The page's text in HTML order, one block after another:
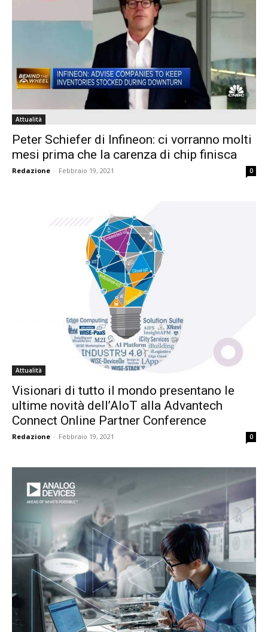
Attualità
Peter Schiefer di Infineon: ci vorranno molti
mesi prima che la carenza di chip finisca
Redazione - Febbraio 19, 2021 0
Attualità
Visionari di tutto il mondo presentano le
ultime novità dell’AIoT alla Advantech
Connect Online Partner Conference
Redazione - Febbraio 19, 2021 0